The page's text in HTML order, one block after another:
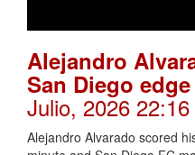
Alejandro
San Diego
Julio, 2026 22:16
Alejandro Alvarado scored